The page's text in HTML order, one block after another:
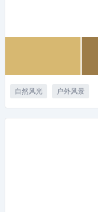
自然风光 户外风景